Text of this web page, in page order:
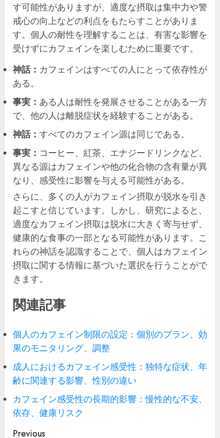
す可能性がありますが、適度な摂取は集中力や警
戒心の向上などの利点をもたらすことがありま
す。個人の耐性を理解することは、有害な影響を
受けずにカフェインを楽しむために重要です。
神話： カフェインはすべての人にとって依存性が
ある。
事実： ある人は耐性を発展させることがある一方
で、他の人は離脱症状を経験することがある。
神話： すべてのカフェイン源は同じである。
事実： コーヒー、紅茶、エナジードリンクなど、
異なる源はカフェインや他の化合物の含有量が異
なり、感受性に影響を与える可能性がある。
さらに、多くの人がカフェイン摂取が脱水を引き
起こすと信じています。しかし、研究によると、
適度なカフェイン摂取は脱水に大きく寄与せず、
健康的な食事の一部となる可能性があります。こ
れらの神話を認識することで、個人はカフェイン
摂取に関する情報に基づいた選択を行うことがで
きます。
関連記事
個人のカフェイン制限の設定：個別のプラン、効
果のモニタリング、調整
成人におけるカフェイン感受性：独特な症状、年
齢に関連する影響、性別の違い
カフェイン感受性の長期的影響：慢性的な不安、
依存、健康リスク
Previous